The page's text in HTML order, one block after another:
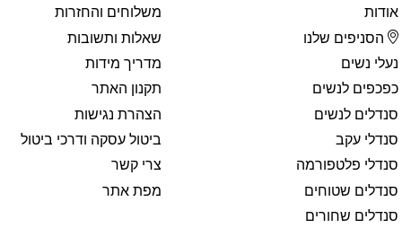
אודות
הסניפים שלנו
נעלי נשים
כפכפים לנשים
סנדלים לנשים
סנדלי עקב
סנדלי פלטפורמה
סנדלים שטוחים
סנדלים שחורים
משלוחים והחזרות
שאלות ותשובות
מדריך מידות
תקנון האתר
הצהרת נגישות
ביטול עסקה ודרכי ביטול
צרי קשר
מפת אתר